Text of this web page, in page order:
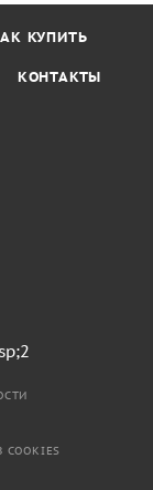
КУПИТЬ
КОНТАКТЫ